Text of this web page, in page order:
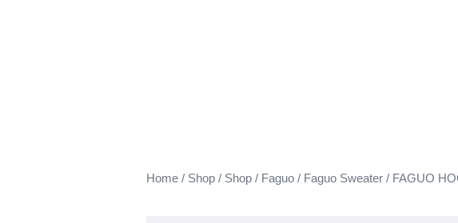
Home / Shop / Shop / Faguo / Faguo Sweater / FAGUO